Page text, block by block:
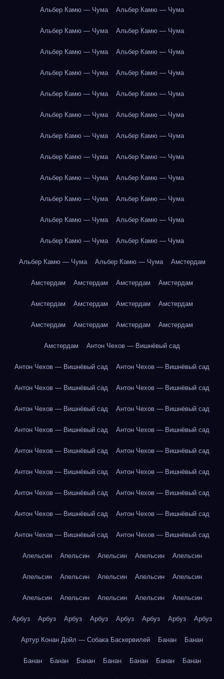
Альбер Камю — Чума Альбер Камю — Чума
Альбер Камю — Чума Альбер Камю — Чума
Альбер Камю — Чума Альбер Камю — Чума
Альбер Камю — Чума Альбер Камю — Чума
Альбер Камю — Чума Альбер Камю — Чума
Альбер Камю — Чума Альбер Камю — Чума
Альбер Камю — Чума Альбер Камю — Чума
Альбер Камю — Чума Альбер Камю — Чума
Альбер Камю — Чума Альбер Камю — Чума
Альбер Камю — Чума Альбер Камю — Чума
Альбер Камю — Чума Альбер Камю — Чума
Альбер Камю — Чума Альбер Камю — Чума
Альбер Камю — Чума Альбер Камю — Чума Амстердам
Амстердам Амстердам Амстердам Амстердам
Амстердам Амстердам Амстердам Амстердам
Амстердам Амстердам Амстердам Амстердам
Амстердам Антон Чехов — Вишнёвый сад
Антон Чехов — Вишнёвый сад Антон Чехов — Вишнёвый сад
Антон Чехов — Вишнёвый сад Антон Чехов — Вишнёвый сад
Антон Чехов — Вишнёвый сад Антон Чехов — Вишнёвый сад
Антон Чехов — Вишнёвый сад Антон Чехов — Вишнёвый сад
Антон Чехов — Вишнёвый сад Антон Чехов — Вишнёвый сад
Антон Чехов — Вишнёвый сад Антон Чехов — Вишнёвый сад
Антон Чехов — Вишнёвый сад Антон Чехов — Вишнёвый сад
Антон Чехов — Вишнёвый сад Антон Чехов — Вишнёвый сад
Антон Чехов — Вишнёвый сад Антон Чехов — Вишнёвый сад
Апельсин Апельсин Апельсин Апельсин Апельсин
Апельсин Апельсин Апельсин Апельсин Апельсин
Апельсин Апельсин Апельсин Апельсин Апельсин
Арбуз Арбуз Арбуз Арбуз Арбуз Арбуз Арбуз Арбуз
Артур Конан Дойл — Собака Баскервилей Банан Банан
Банан Банан Банан Банан Банан Банан Банан